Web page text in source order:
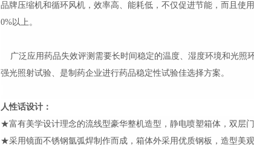
品牌压缩机和循环风机，效率高、能耗低，不仅促进节能，而且使
0%以上。
广泛应用药品失效评测需要长时间稳定的温度、湿度环境和光照
强光照射试验、是制药企业进行药品稳定性试验佳选择方案。
人性话设计：
★富有美学设计理念的流线型豪华整机造型，静电喷塑箱体，双层
★采用镜面不锈钢氩弧焊制作而成，箱体外采用优质钢板，造型美